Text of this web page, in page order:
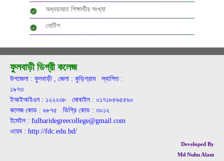
অধ্যয়নরত শিক্ষার্থীর সংখ্যা
নোটিশ
ফুলবাড়ী ডিগ্রী কলেজ
উপজেলা : ফুলবাড়ী , জেলা : কুড়িগ্রাম স্থাপিত :
১৯৭৩
ইআইআইএন : ১২২২৩৮ মোবাইল : ০১৭১৮৫৬৫৫৬০
কলেজ কোড : ৬৮৭৫ ডিগ্রি কোড : ৩০১২
ইমেইল : fulbaridegreecollege@gmail.com
ওয়েব : http://fdc.edu.bd/
Developed By
Md Nuhu Alam